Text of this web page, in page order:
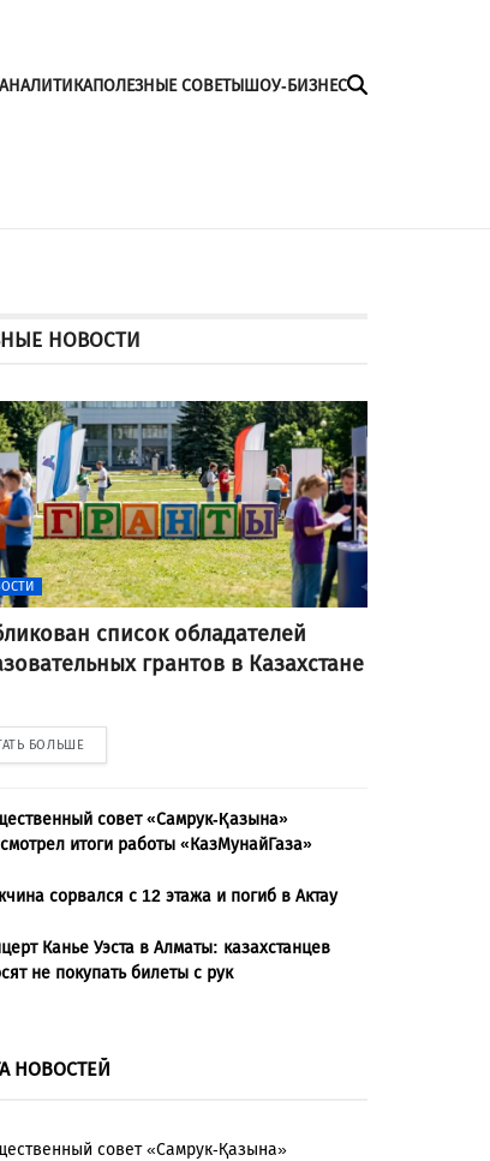
АНАЛИТИКАПОЛЕЗНЫЕ СОВЕТЫШОУ-БИЗНЕС
НОВОСТИ
список обладателей
грантов в Казахстане
БОЛЬШЕ
совет «Самрук-Қазына»
итоги работы «КазМунайГаза»
сорвался с 12 этажа и погиб в Актау
Канье Уэста в Алматы: казахстанцев
не покупать билеты с рук
НОВОСТЕЙ
совет «Самрук-Қазына»